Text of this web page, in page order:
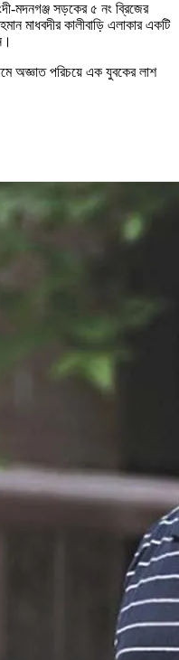
মদনগঞ্জ সড়কের ৫ নং ব্রিজের
মাধবদীর কালীবাড়ি এলাকার একটি
অজ্ঞাত পরিচয়ে এক যুবকের লাশ